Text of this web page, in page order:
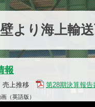
より海上輸送
報
売上推移 第28期決算報告
（英語版）